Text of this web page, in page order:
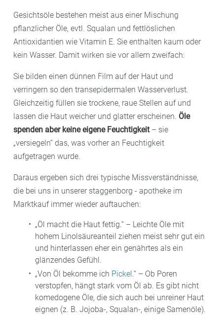
Gesichtsöle bestehen meist aus einer Mischung
pflanzlicher Öle, evtl. Squalan und fettlöslichen
Antioxidantien wie Vitamin E. Sie enthalten kaum oder
kein Wasser. Damit wirken sie vor allem zwei­fach:
Sie bilden einen dünnen Film auf der Haut und
verringern so den transepidermalen Wasserverlust.
Gleichzeitig füllen sie trockene, raue Stellen auf und
lassen die Haut weicher und glatter erscheinen. Öle
spenden aber keine eigene Feuchtigkeit– sie
„versiegeln“ das, was vorher an Feuchtigkeit
aufgetragen wurde.
Daraus ergeben sich drei typische Missverständnisse,
die bei uns in unserer staggenborg - apotheke im
Marktkauf immer wieder auftauchen:
„Öl macht die Haut fettig.“ – Leichte Öle mit
hohem Linolsäureanteil ziehen meist sehr gut ein
und hinterlassen eher ein genährtes als ein
glänzendes Gefühl.
„Von Öl bekomme ich Pickel.“ – Ob Poren
verstopfen, hängt stark vom Öl ab. Es gibt nicht
komedogene Öle, die sich auch bei unreiner Haut
eignen (z. B. Jojoba-, Squalan-, einige Samenöle).